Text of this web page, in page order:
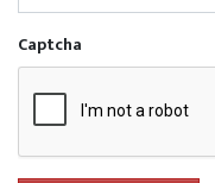
Captcha